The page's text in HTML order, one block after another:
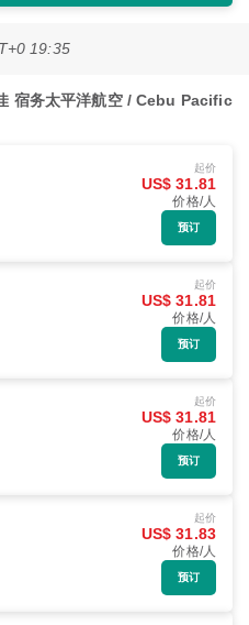
19:35
宿务太平洋航空 / Cebu Pacific
起价
US$ 31.81
价格/人
预订
起价
US$ 31.81
价格/人
预订
起价
US$ 31.81
价格/人
预订
起价
US$ 31.83
价格/人
预订